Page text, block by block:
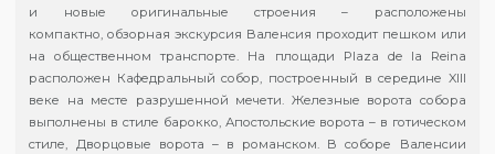
и новые оригинальные строения – расположены
компактно, обзорная экскурсия Валенсия проходит пешком или
на общественном транспорте. На площади Plaza de la Reina
расположен Кафедральный собор, построенный в середине XIII
веке на месте разрушенной мечети. Железные ворота собора
выполнены в стиле барокко, Апостольские ворота – в готическом
стиле, Дворцовые ворота – в романском. В соборе Валенсии